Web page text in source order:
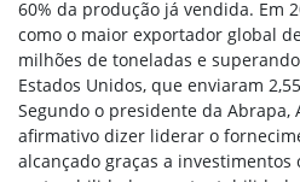
60% da produção já vendida. Em
como o maior exportador global
milhões de toneladas e
Estados Unidos, que enviaram
Segundo o presidente da Abrapa,
afirmativo dizer liderar o
alcançado graças a